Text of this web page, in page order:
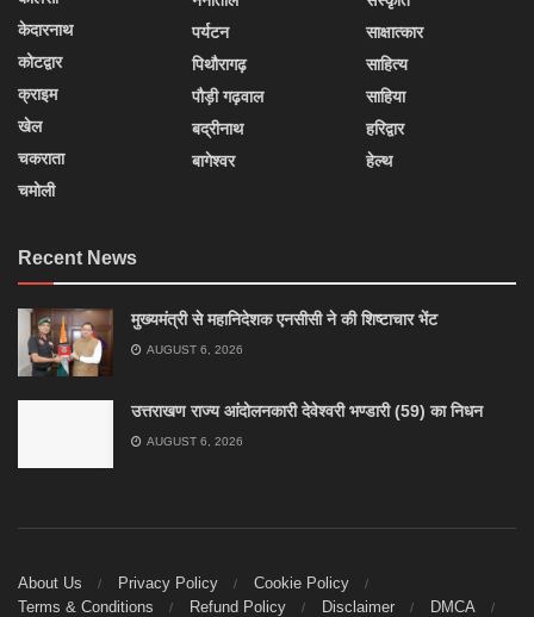
केदारनाथ
कोटद्वार
क्राइम
खेल
चकराता
चमोली
पर्यटन
पिथौरागढ़
पौड़ी गढ़वाल
बद्रीनाथ
बागेश्वर
साक्षात्कार
साहित्य
साहिया
हरिद्वार
हेल्थ
Recent News
मुख्यमंत्री से महानिदेशक एनसीसी ने की शिष्टाचार भेंट
AUGUST 6, 2026
उत्तराखण राज्य आंदोलनकारी देवेश्वरी भण्डारी (59) का निधन
AUGUST 6, 2026
About Us Privacy Policy
Cookie Policy
Terms & Conditions
Refund Policy Disclaimer
DMCA